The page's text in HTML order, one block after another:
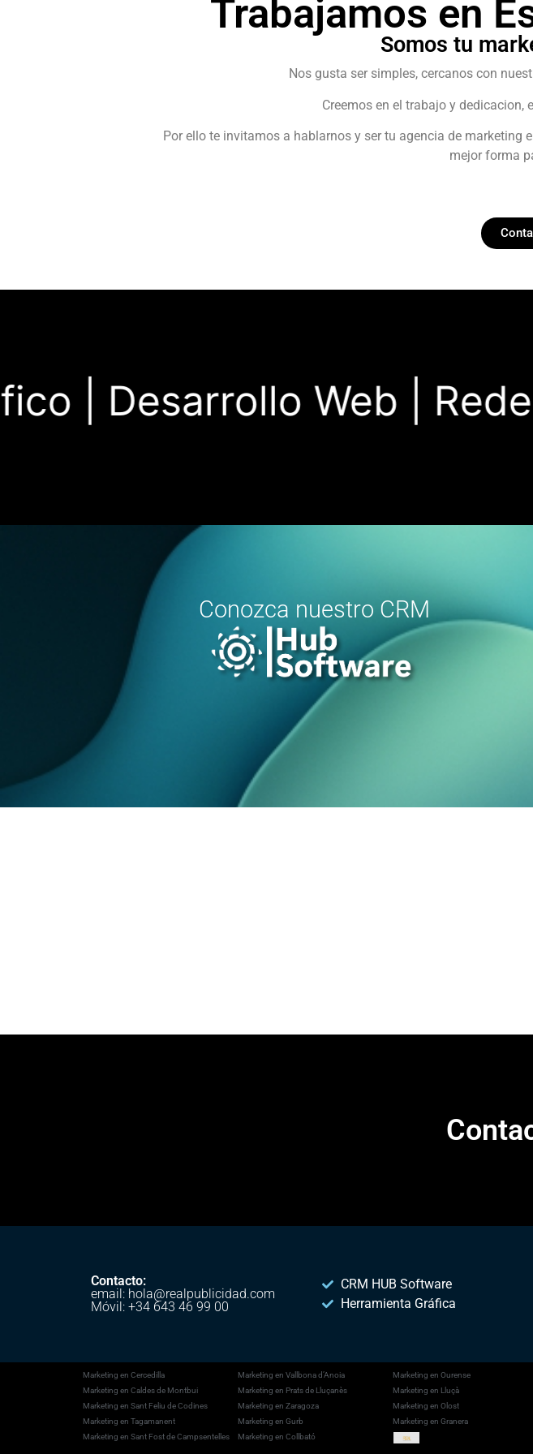
Trabajamos en
Somos tu
Nos gusta ser simples, cercanos con
Creemos en el trabajo y
Por ello te invitamos a hablarnos y ser tu agencia de marketing
mejor forma
| Desarrollo Web |
Conozca nuestro CRM
Contacto:
email: hola@realpublicidad.com
Móvil: +34 643 46 99 00
CRM HUB Software
Herramienta Gráfica
Marketing en Cercedilla Marketing en Vallbona d’Anoia Marketing en Ourense
Marketing en Caldes de Montbui
Marketing en Prats de Lluçanès Marketing en Lluçà
Marketing en Sant Feliu de Codines
Marketing en Zaragoza Marketing en Olost
Marketing en Tagamanent
Marketing en Gurb Marketing en Granera
Marketing en Sant Fost de Campsentelles
Marketing en Collbató